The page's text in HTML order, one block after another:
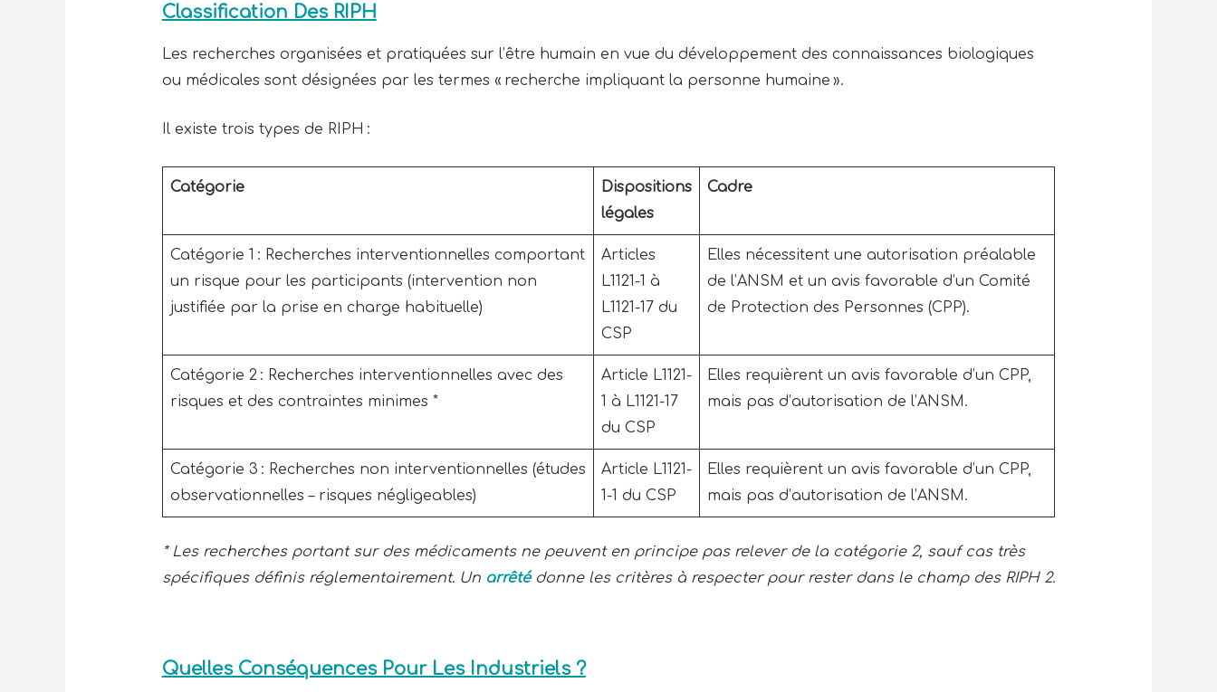
Classification Des RIPH
Les recherches organisées et pratiquées sur l’être humain en vue du développement des connaissances biologiques
ou médicales sont désignées par les termes « recherche impliquant la personne humaine ».
Il existe trois types de RIPH :
Catégorie
Dispositions
légales
Cadre
Catégorie 1 : Recherches interventionnelles comportant
un risque pour les participants (intervention non
justifiée par la prise en charge habituelle)
Articles
L1121-1 à
L1121-17 du
CSP
Elles nécessitent une autorisation préalable
de l’ANSM et un avis favorable d’un Comité
de Protection des Personnes (CPP).
Catégorie 2 : Recherches interventionnelles avec des
risques et des contraintes minimes *
Article L1121-
1 à L1121-17
du CSP
Elles requièrent un avis favorable d’un CPP,
mais pas d’autorisation de l’ANSM.
Catégorie 3 : Recherches non interventionnelles (études
observationnelles – risques négligeables)
Article L1121-
1-1 du CSP
Elles requièrent un avis favorable d’un CPP,
mais pas d’autorisation de l’ANSM.
* Les recherches portant sur des médicaments ne peuvent en principe pas relever de la catégorie 2, sauf cas très
spécifiques définis réglementairement. Un arrêtédonne les critères à respecter pour rester dans le champ des RIPH 2.
Quelles Conséquences Pour Les Industriels ?